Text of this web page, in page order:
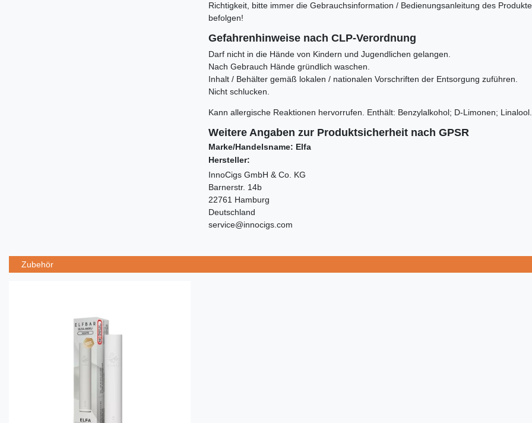
Richtigkeit, bitte immer die Gebrauchsinformation / Bedienungsanleitung des
befolgen!
Gefahrenhinweise nach CLP-Verordnung
Darf nicht in die Hände von Kindern und Jugendlichen gelangen.
Nach Gebrauch Hände gründlich waschen.
Inhalt / Behälter gemäß lokalen / nationalen Vorschriften der Entsorgung zuführen.
Nicht schlucken.
Kann allergische Reaktionen hervorrufen. Enthält: Benzylalkohol; D-Limonen; Linalool.
Weitere Angaben zur Produktsicherheit nach GPSR
Marke/Handelsname: Elfa
Hersteller:
InnoCigs GmbH & Co. KG
Barnerstr. 14b
22761 Hamburg
Deutschland
service@innocigs.com
Zubehör